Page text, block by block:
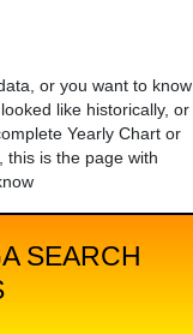
or you want to know
like historically, or
Yearly Chart or
this is the page with
SEARCH